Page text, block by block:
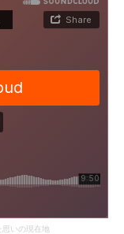
思いの現在地